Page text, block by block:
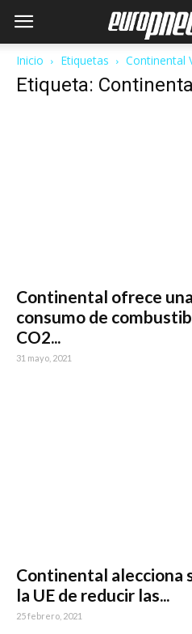
Inicio Etiquetas Continental
Etiqueta:
Continental ofrece
consumo de
CO2...
31 mayo, 2021
Continental alecciona
la UE de reducir las...
25 febrero, 2021